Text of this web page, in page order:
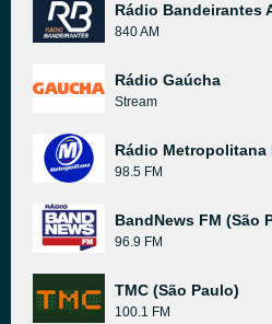
Rádio Bandeirantes
840 AM
Rádio Gaúcha
Stream
Rádio Metropolitana
98.5 FM
BandNews FM (São
96.9 FM
TMC (São Paulo)
100.1 FM